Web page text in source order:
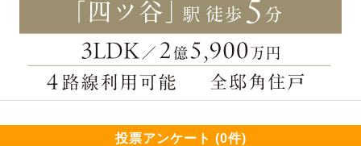
投票アンケート (0件)